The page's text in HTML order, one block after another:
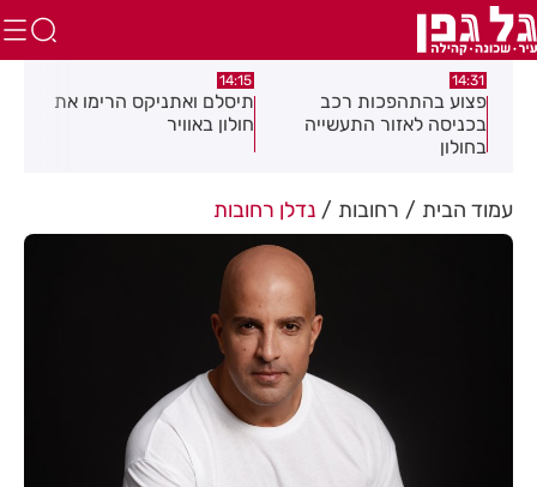
14:15
תיסלם ואתניקס הרימו את
חולון באוויר
13:05
פצוע בתאונת אופנוע במרכז
חולון
עמוד הבית רחובות נדלן רחובות